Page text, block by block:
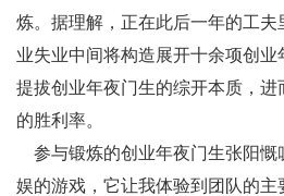
炼。据理解，正在此后一年的工夫
业失业中间将构造展开十余项创
提拔创业年夜门生的综开本质，
的胜利率。
参与锻炼的创业年夜门生张阳慨
娱的游戏，它让我体验到团队的主